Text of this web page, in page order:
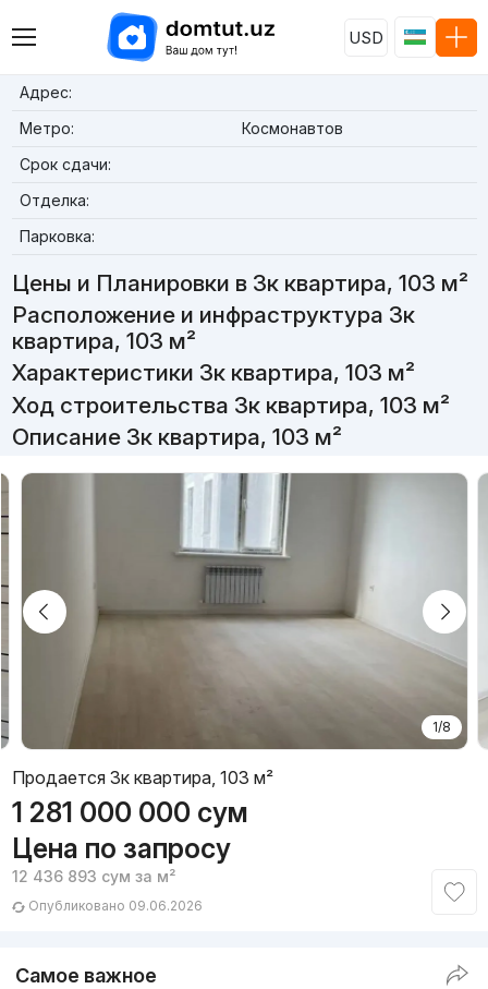
USD
Адрес:
Метро:
Космонавтов
Срок сдачи:
Отделка:
Парковка:
Цены и Планировки в 3к квартира, 103 м²
Расположение и инфраструктура 3к
квартира, 103 м²
Характеристики 3к квартира, 103 м²
Ход строительства 3к квартира, 103 м²
Описание 3к квартира, 103 м²
1/8
Продается 3к квартира, 103 м²
1 281 000 000 сум
Цена по запросу
12 436 893 сум за м²
Опубликовано 09.06.2026
Самое важное